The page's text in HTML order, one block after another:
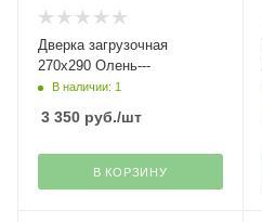
Дверка загрузочная
270х290 Олень---
В наличии: 1
3 350 руб./шт
В КОРЗИНУ